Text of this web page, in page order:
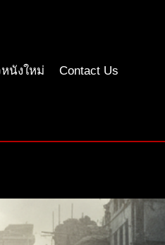
นังใหม่ Contact Us